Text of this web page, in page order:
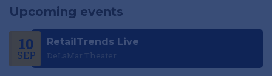
Upcoming events
10
SEP
RetailTrends Live
DeLaMar Theater